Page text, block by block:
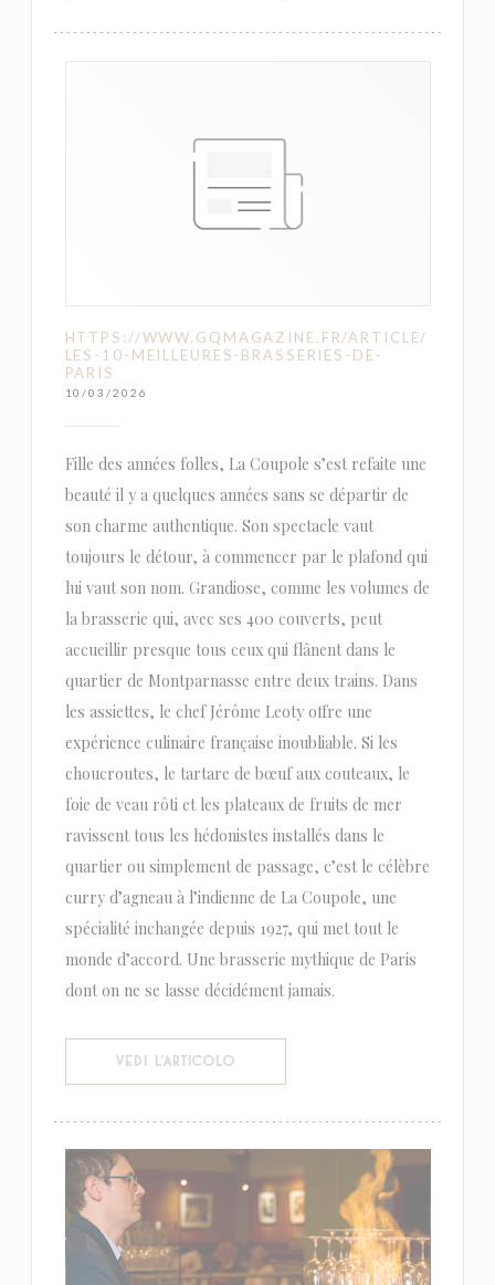
HTTPS://WWW.GQMAGAZINE.FR/ARTICLE/
LES-10-MEILLEURES-BRASSERIES-DE-
PARIS
10/03/2026
Fille des années folles, La Coupole s’est refaite une
beauté il y a quelques années sans se départir de
son charme authentique. Son spectacle vaut
toujours le détour, à commencer par le plafond qui
lui vaut son nom. Grandiose, comme les volumes de
la brasserie qui, avec ses 400 couverts, peut
accueillir presque tous ceux qui flânent dans le
quartier de Montparnasse entre deux trains. Dans
les assiettes, le chef Jérôme Leoty offre une
expérience culinaire française inoubliable. Si les
choucroutes, le tartare de bœuf aux couteaux, le
foie de veau rôti et les plateaux de fruits de mer
ravissent tous les hédonistes installés dans le
quartier ou simplement de passage, c’est le célèbre
curry d’agneau à l’indienne de La Coupole, une
spécialité inchangée depuis 1927, qui met tout le
monde d’accord. Une brasserie mythique de Paris
dont on ne se lasse décidément jamais.
VEDI L'ARTICOLO